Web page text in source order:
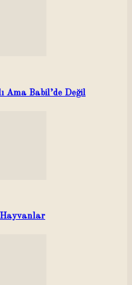
Ama Babil’de Değil
Hayvanlar